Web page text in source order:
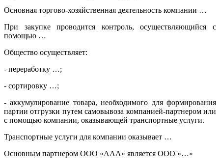
Основная торгово-хозяйственная деятельность компании …
При закупке проводится контроль, осуществляющийся с
помощью …
Общество осуществляет:
- переработку …;
- сортировку …;
- аккумулирование товара, необходимого для формирования
партии отгрузки путем самовывоза компанией-партнером или
с помощью компании, оказывающей транспортные услуги.
Транспортные услуги для компании оказывает …
Основным партнером ООО «ААА» является ООО «…»